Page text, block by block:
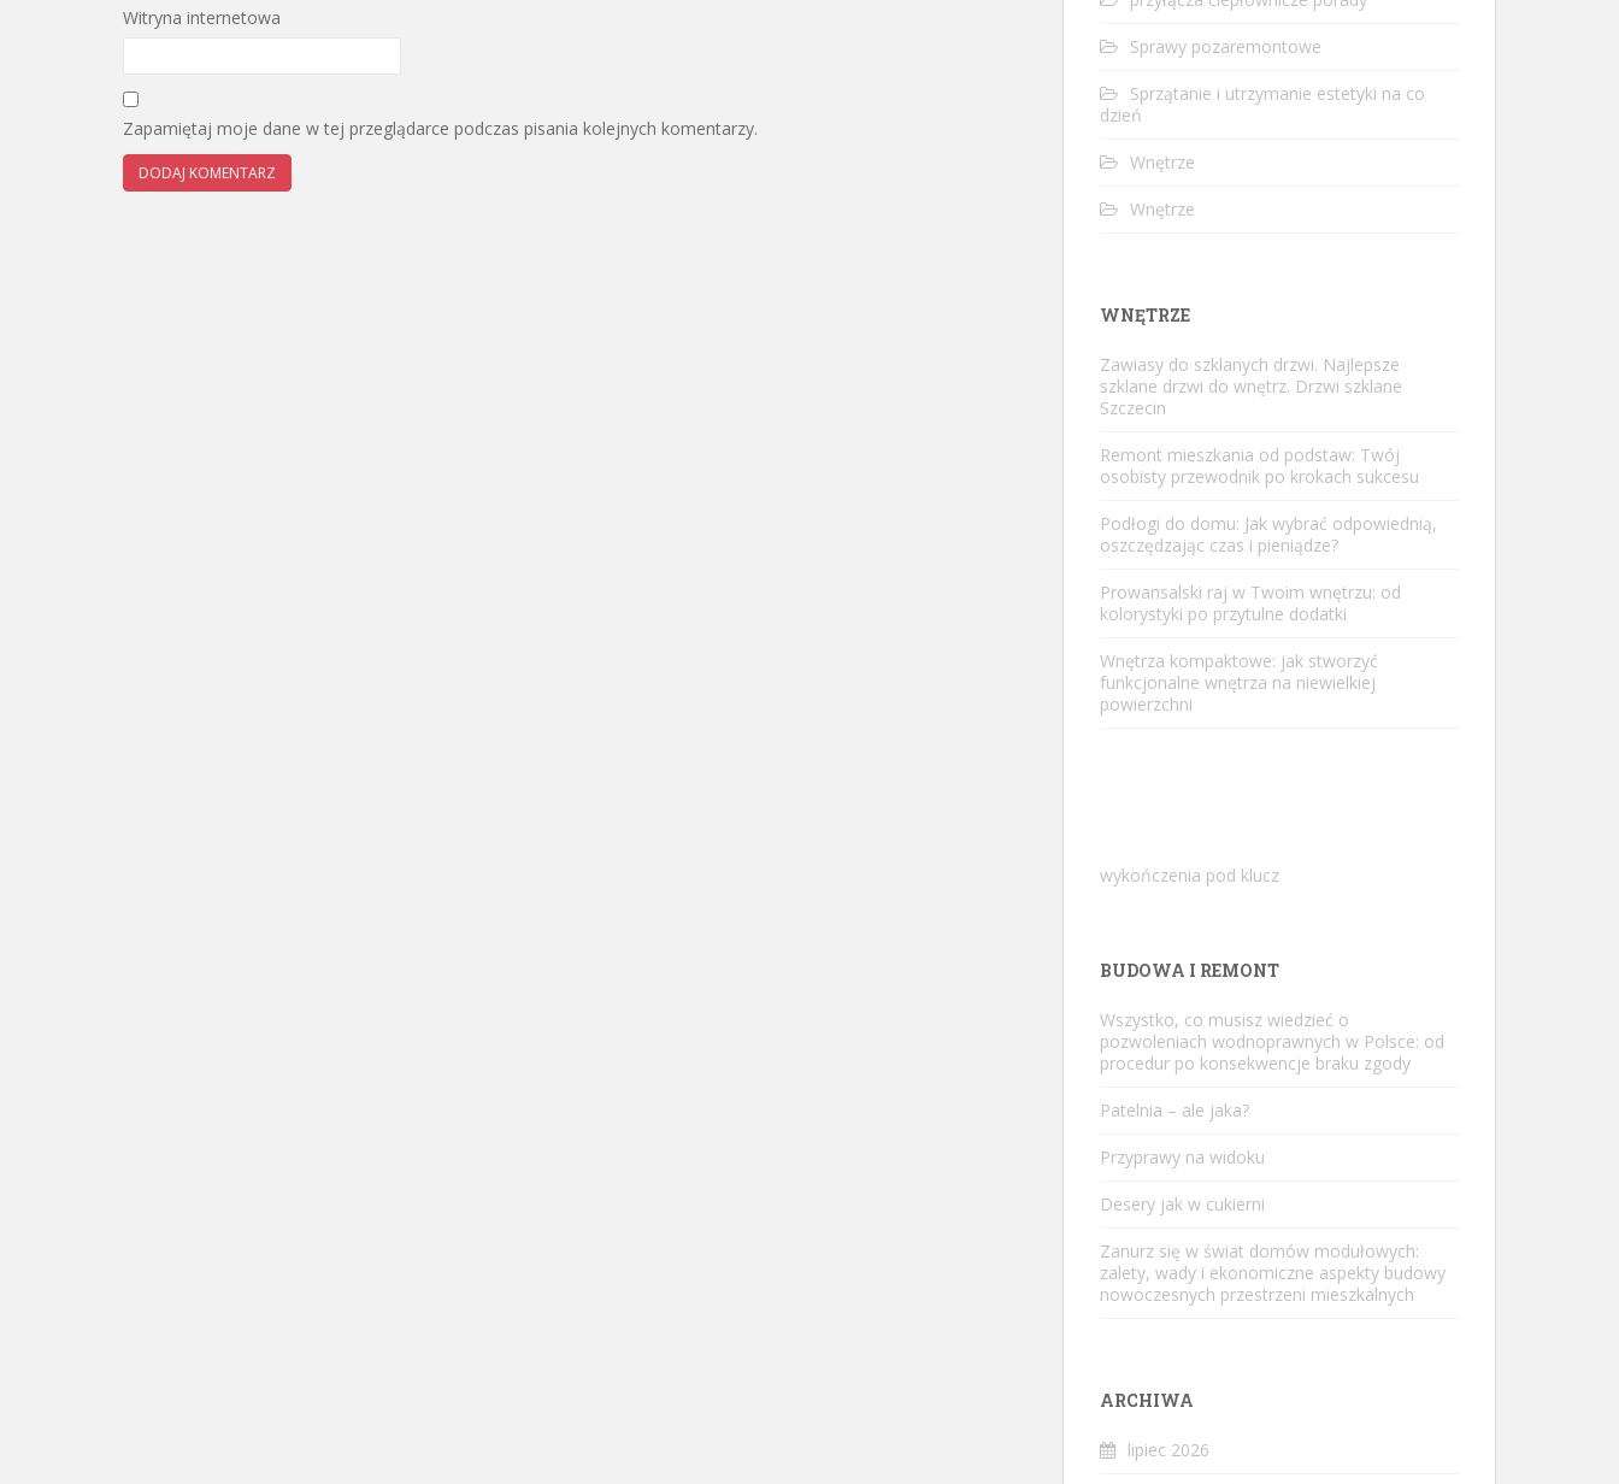
Witryna internetowa
Zapamiętaj moje dane w tej przeglądarce podczas pisania kolejnych komentarzy.
Sprawy pozaremontowe
Sprzątanie i utrzymanie estetyki na co
dzień
Wnętrze
Wnętrze
WNĘTRZE
Zawiasy do szklanych drzwi. Najlepsze
szklane drzwi do wnętrz. Drzwi szklane
Szczecin
Remont mieszkania od podstaw: Twój
osobisty przewodnik po krokach sukcesu
Podłogi do domu: Jak wybrać odpowiednią,
oszczędzając czas i pieniądze?
Prowansalski raj w Twoim wnętrzu: od
kolorystyki po przytulne dodatki
Wnętrza kompaktowe: jak stworzyć
funkcjonalne wnętrza na niewielkiej
powierzchni
wykończenia pod klucz
BUDOWA I REMONT
Wszystko, co musisz wiedzieć o
pozwoleniach wodnoprawnych w Polsce: od
procedur po konsekwencje braku zgody
Patelnia – ale jaka?
Przyprawy na widoku
Desery jak w cukierni
Zanurz się w świat domów modułowych:
zalety, wady i ekonomiczne aspekty budowy
nowoczesnych przestrzeni mieszkalnych
ARCHIWA
lipiec 2026